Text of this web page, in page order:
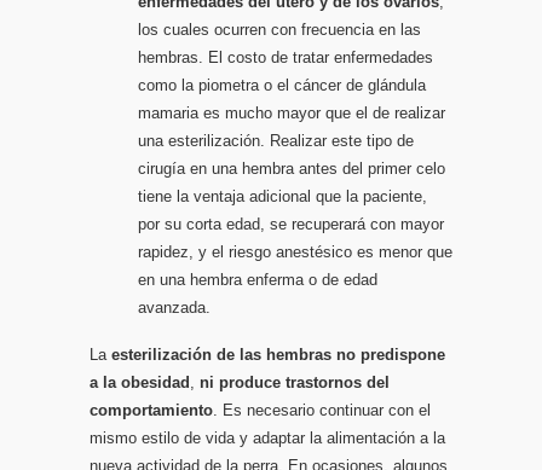
los cuales ocurren con frecuencia en las
hembras. El costo de tratar enfermedades
como la piometra o el cáncer de glándula
mamaria es mucho mayor que el de realizar
una esterilización. Realizar este tipo de
cirugí­a en una hembra antes del primer celo
tiene la ventaja adicional que la paciente,
por su corta edad, se recuperará con mayor
rapidez, y el riesgo anestésico es menor que
en una hembra enferma o de edad
avanzada.
La esterilización de las hembras no predispone
a la obesidad ni produce trastornos del
comportamiento . Es necesario continuar con el
mismo estilo de vida y adaptar la alimentación a la
nueva actividad de la perra. En ocasiones, algunos